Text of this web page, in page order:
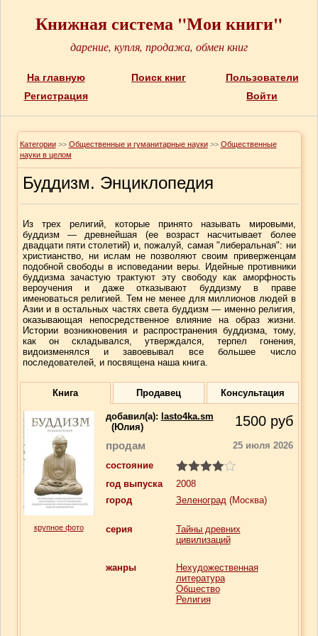
Книжная система "Мои книги"
дарение, купля, продажа, обмен книг
На главную Поиск книг
Пользователи
Регистрация
Войти
Категории >> Общественные и гуманитарные науки >> Общественные
науки в целом
Буддизм. Энциклопедия
Из трех религий, которые принято называть мировыми,
буддизм — древнейшая (ее возраст насчитывает более
двадцати пяти столетий) и, пожалуй, самая "либеральная": ни
христианство, ни ислам не позволяют своим приверженцам
подобной свободы в исповедании веры. Идейные противники
буддизма зачастую трактуют эту свободу как аморфность
вероучения и даже отказывают буддизму в праве
именоваться религией. Тем не менее для миллионов людей в
Азии и в остальных частях света буддизм — именно религия,
оказывающая непосредственное влияние на образ жизни.
Истории возникновения и распространения буддизма, тому,
как он складывался, утверждался, терпел гонения,
видоизменялся и завоевывал все большее число
последователей, и посвящена наша книга.
Книга Продавец Консультация
крупное фото
добавил(a): lasto4ka.sm
(Юлия)
1500 руб
продам
25 июля 2026
состояние
год выпуска
2008
город
Зеленоград(Москва)
серия
Тайны древних
цивилизаций
жанры
Нехудожественная
литература
Общество
Религия